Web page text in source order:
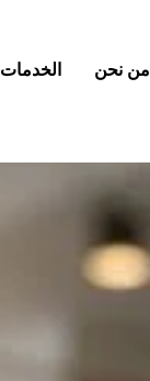
من نحن الخدمات